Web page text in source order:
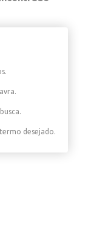
desejado.